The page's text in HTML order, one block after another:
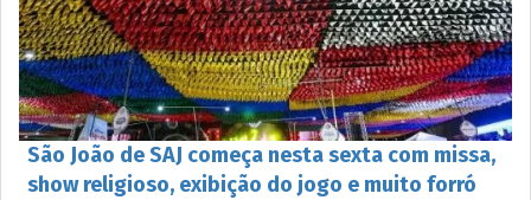
São João de SAJ começa nesta sexta com missa,
show religioso, exibição do jogo e muito forró